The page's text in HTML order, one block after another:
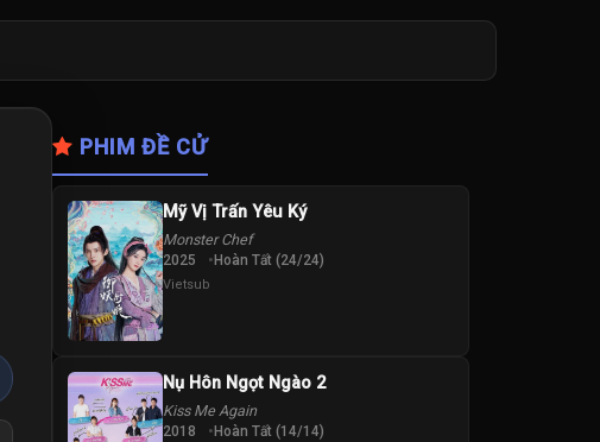
PHIM ĐỀ CỬ
Mỹ Vị Trấn Yêu Ký
Monster Chef
2025 Hoàn Tất (24/24)
Vietsub
Nụ Hôn Ngọt Ngào 2
Kiss Me Again
2018 Hoàn Tất (14/14)